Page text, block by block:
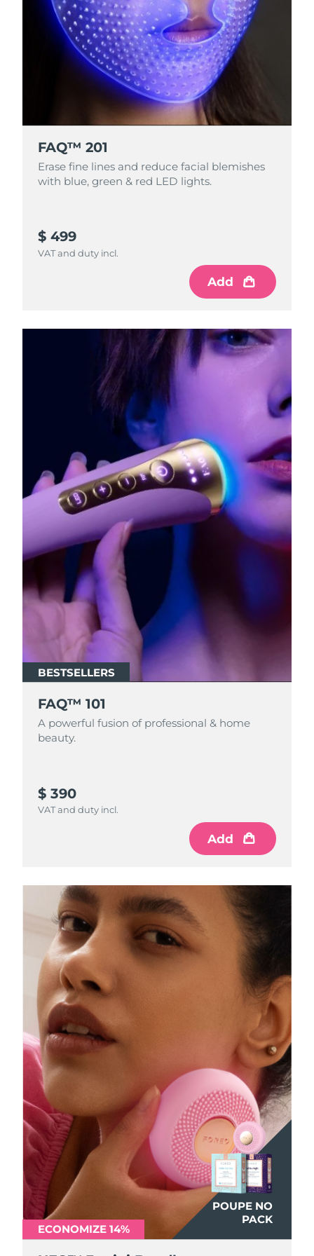
FAQ™ 201
Erase fine lines and reduce facial blemishes
with blue, green & red LED lights.
$ 499
VAT and duty incl.
Add
BESTSELLERS
FAQ™ 101
A powerful fusion of professional & home
beauty.
$ 390
VAT and duty incl.
Add
POUPE NO
PACK
ECONOMIZE 14%
POUPE NO
PACK
ECONOMIZE 14%
POUPE NO
PACK
ECONOMIZE 14%